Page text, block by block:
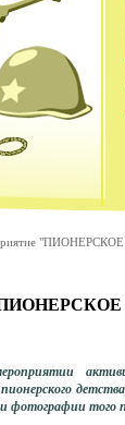
фотографии